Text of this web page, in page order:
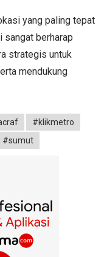
yang paling tepat
sangat berharap
strategis untuk
mendukung
#klikmetro
#sumut